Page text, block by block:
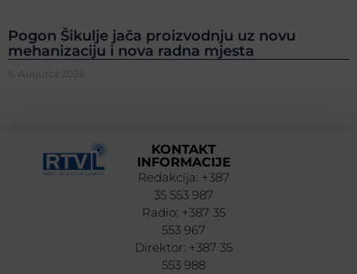
Pogon Šikulje jača proizvodnju uz novu
mehanizaciju i nova radna mjesta
6. Augusta 2026.
KONTAKT
INFORMACIJE
Redakcija: +387
35 553 987
Radio: +387 35
553 967
Direktor: +387 35
553 988